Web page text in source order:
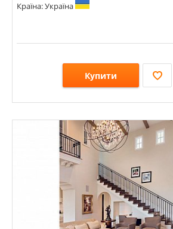
Країна: Україна
Купити
Стилі: